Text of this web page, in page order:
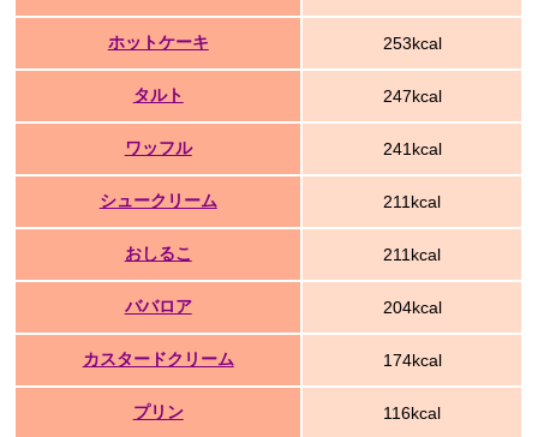
ホットケーキ 253kcal
タルト 247kcal
ワッフル 241kcal
シュークリーム 211kcal
おしるこ 211kcal
ババロア 204kcal
カスタードクリーム 174kcal
プリン 116kcal